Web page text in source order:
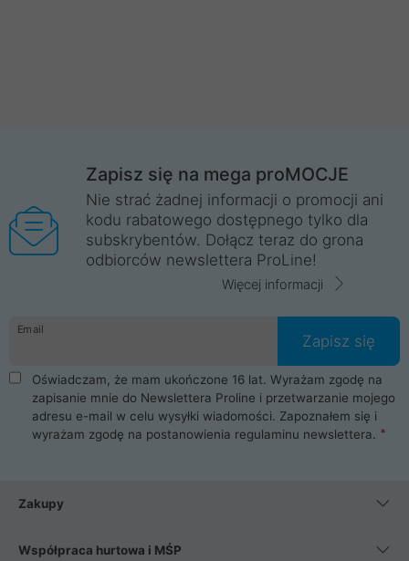
Zapisz się na mega proMOCJE
Nie strać żadnej informacji o promocji ani
kodu rabatowego dostępnego tylko dla
subskrybentów. Dołącz teraz do grona
odbiorców newslettera ProLine!
Więcej informacji
Email
Zapisz się
Oświadczam, że mam ukończone 16 lat. Wyrażam zgodę na
zapisanie mnie do Newslettera Proline i przetwarzanie mojego
adresu e-mail w celu wysyłki wiadomości. Zapoznałem się i
wyrażam zgodę na postanowienia regulaminu newslettera.
Zakupy
Współpraca hurtowa i MŚP